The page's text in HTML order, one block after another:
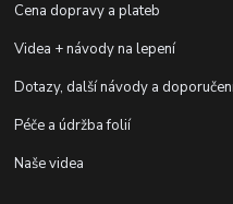
Cena dopravy a plateb
Videa + návody na lepení
Dotazy, další návody a
Péče a údržba folií
Naše videa